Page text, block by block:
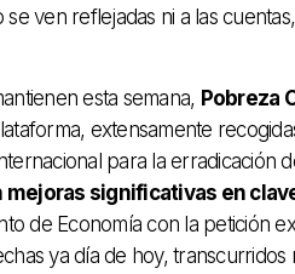
se ven reflejadas ni a las
esta semana, Pobreza
extensamente
para la erradicación
significativas en
de Economía con la petición
ya día de hoy, transcurridos